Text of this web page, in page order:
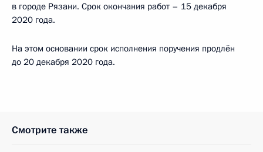
в городе Рязани. Срок окончания работ – 15 декабря
2020 года.
На этом основании срок исполнения поручения продлён
до 20 декабря 2020 года.
Смотрите также